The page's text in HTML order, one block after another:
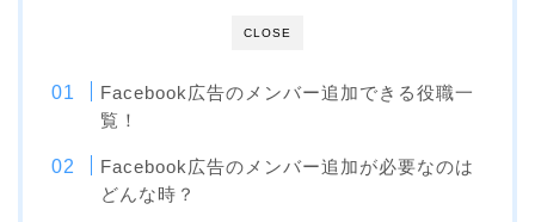
CLOSE
Facebook広告のメンバー追加できる役職一
覧！
Facebook広告のメンバー追加が必要なのは
どんな時？